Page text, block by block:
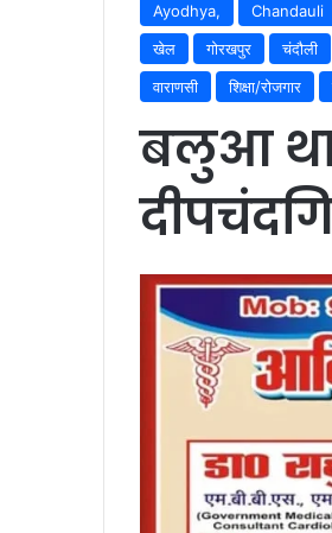
Ayodhya, Chandauli
खेल
गोरखपुर चंदौली
वाराणसी
शिक्षा/रोजगार
बलुआ